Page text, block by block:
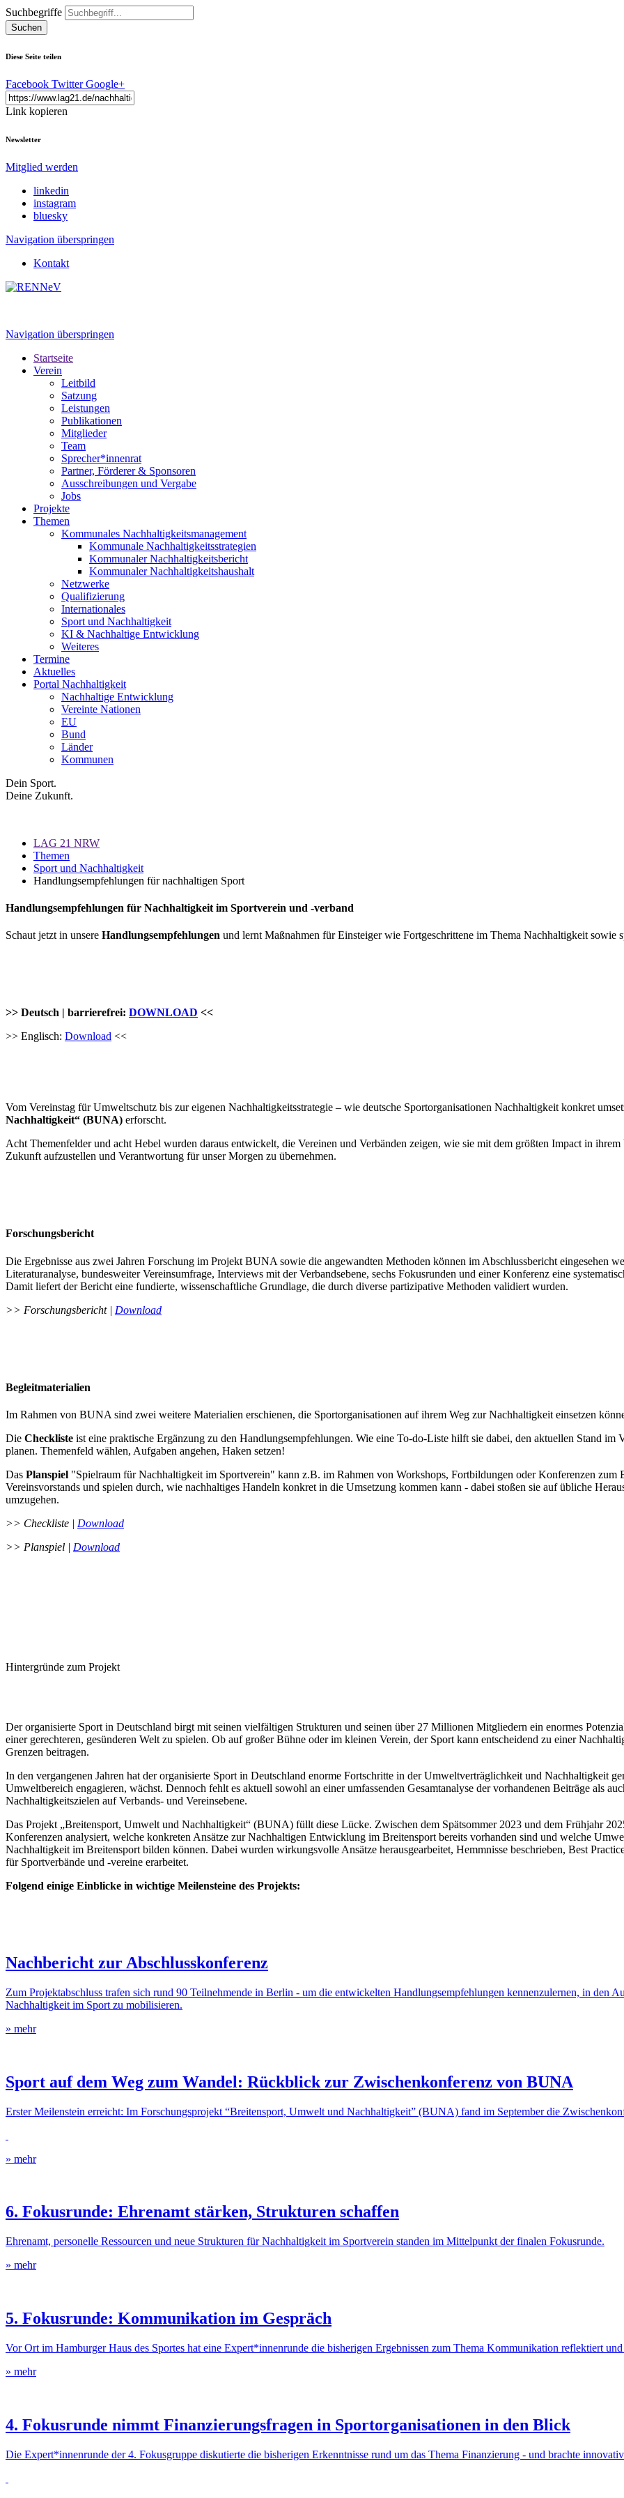
Suchbegriffe
Suchen
Diese Seite teilen
Facebook Twitter Google+
Link kopieren
Newsletter
Mitglied werden
linkedin
instagram
bluesky
Navigation überspringen
Kontakt
Navigation überspringen
Startseite
Verein
Leitbild
Satzung
Leistungen
Publikationen
Mitglieder
Team
Sprecher*innenrat
Partner, Förderer & Sponsoren
Ausschreibungen und Vergabe
Jobs
Projekte
Themen
Kommunales Nachhaltigkeitsmanagement
Kommunale Nachhaltigkeitsstrategien
Kommunaler Nachhaltigkeitsbericht
Kommunaler Nachhaltigkeitshaushalt
Netzwerke
Qualifizierung
Internationales
Sport und Nachhaltigkeit
KI & Nachhaltige Entwicklung
Weiteres
Termine
Aktuelles
Portal Nachhaltigkeit
Nachhaltige Entwicklung
Vereinte Nationen
EU
Bund
Länder
Kommunen
Dein Sport.
Deine Zukunft.
LAG 21 NRW
Themen
Sport und Nachhaltigkeit
Handlungsempfehlungen für nachhaltigen Sport
Handlungsempfehlungen für Nachhaltigkeit im Sportverein und -verband
Schaut jetzt in unsere Handlungsempfehlungen und lernt Maßnahmen für Einsteiger wie Fortgeschrittene im Thema Nachhaltigkeit sowie
>> Deutsch | barrierefrei: DOWNLOAD <<
>> Englisch: Download <<
Vom Vereinstag für Umweltschutz bis zur eigenen Nachhaltigkeitsstrategie – wie deutsche Sportorganisationen Nachhaltigkeit konkret
Nachhaltigkeit“ (BUNA) erforscht.
Acht Themenfelder und acht Hebel wurden daraus entwickelt, die Vereinen und Verbänden zeigen, wie sie mit dem größten Impact in
Zukunft aufzustellen und Verantwortung für unser Morgen zu übernehmen.
Forschungsbericht
Die Ergebnisse aus zwei Jahren Forschung im Projekt BUNA sowie die angewandten Methoden können im Abschlussbericht eingesehen
Literaturanalyse, bundesweiter Vereinsumfrage, Interviews mit der Verbandsebene, sechs Fokusrunden und einer Konferenz eine
Damit liefert der Bericht eine fundierte, wissenschaftliche Grundlage, die durch diverse partizipative Methoden validiert wurden.
>> Forschungsbericht | Download
Begleitmaterialien
Im Rahmen von BUNA sind zwei weitere Materialien erschienen, die Sportorganisationen auf ihrem Weg zur Nachhaltigkeit einsetzen
Die Checkliste ist eine praktische Ergänzung zu den Handlungsempfehlungen. Wie eine To-do-Liste hilft sie dabei, den aktuellen Stand im
planen. Themenfeld wählen, Aufgaben angehen, Haken setzen!
Das Planspiel "Spielraum für Nachhaltigkeit im Sportverein" kann z.B. im Rahmen von Workshops, Fortbildungen oder Konferenzen zum
Vereinsvorstands und spielen durch, wie nachhaltiges Handeln konkret in die Umsetzung kommen kann - dabei stoßen sie auf übliche
umzugehen.
>> Checkliste | Download
>> Planspiel | Download
Hintergründe zum Projekt
Der organisierte Sport in Deutschland birgt mit seinen vielfältigen Strukturen und seinen über 27 Millionen Mitgliedern ein enormes
einer gerechteren, gesünderen Welt zu spielen. Ob auf großer Bühne oder im kleinen Verein, der Sport kann entscheidend zu einer
Grenzen beitragen.
In den vergangenen Jahren hat der organisierte Sport in Deutschland enorme Fortschritte in der Umweltverträglichkeit und Nachhaltigkeit
Umweltbereich engagieren, wächst. Dennoch fehlt es aktuell sowohl an einer umfassenden Gesamtanalyse der vorhandenen Beiträge als
Nachhaltigkeitszielen auf Verbands- und Vereinsebene.
Das Projekt „Breitensport, Umwelt und Nachhaltigkeit“ (BUNA) füllt diese Lücke. Zwischen dem Spätsommer 2023 und dem Frühjahr
Konferenzen analysiert, welche konkreten Ansätze zur Nachhaltigen Entwicklung im Breitensport bereits vorhanden sind und welche
Nachhaltigkeit im Breitensport bilden können. Dabei wurden wirkungsvolle Ansätze herausgearbeitet, Hemmnisse beschrieben, Best
für Sportverbände und -vereine erarbeitet.
Folgend einige Einblicke in wichtige Meilensteine des Projekts:
Nachbericht zur Abschlusskonferenz
Zum Projektabschluss trafen sich rund 90 Teilnehmende in Berlin - um die entwickelten Handlungsempfehlungen kennenzulernen, in den
Nachhaltigkeit im Sport zu mobilisieren.
» mehr
Sport auf dem Weg zum Wandel: Rückblick zur Zwischenkonferenz von BUNA
Erster Meilenstein erreicht: Im Forschungsprojekt “Breitensport, Umwelt und Nachhaltigkeit” (BUNA) fand im September die
» mehr
6. Fokusrunde: Ehrenamt stärken, Strukturen schaffen
Ehrenamt, personelle Ressourcen und neue Strukturen für Nachhaltigkeit im Sportverein standen im Mittelpunkt der finalen Fokusrunde.
» mehr
5. Fokusrunde: Kommunikation im Gespräch
Vor Ort im Hamburger Haus des Sportes hat eine Expert*innenrunde die bisherigen Ergebnissen zum Thema Kommunikation reflektiert
» mehr
4. Fokusrunde nimmt Finanzierungsfragen in Sportorganisationen in den Blick
Die Expert*innenrunde der 4. Fokusgruppe diskutierte die bisherigen Erkenntnisse rund um das Thema Finanzierung - und brachte